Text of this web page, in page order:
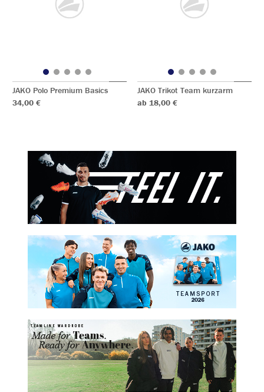
JAKO Polo Premium Basics
34,00 €
JAKO Trikot Team kurzarm
ab 18,00 €